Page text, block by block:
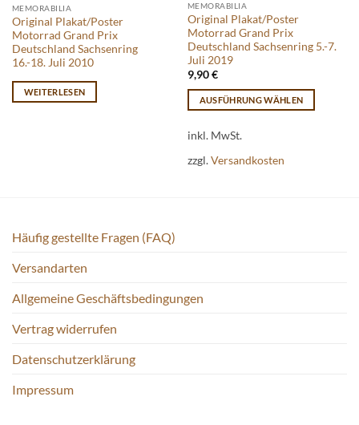
MEMORABILIA
Original Plakat/Poster
Motorrad Grand Prix
Deutschland Sachsenring
16.-18. Juli 2010
WEITERLESEN
MEMORABILIA
Original Plakat/Poster
Motorrad Grand Prix
Deutschland Sachsenring 5.-7.
Juli 2019
9,90€
AUSFÜHRUNG WÄHLEN
Produkt
mehrere
Produktseite
inkl. MwSt.
zzgl.Versandkosten
Häufig gestellte Fragen (FAQ)
Versandarten
Allgemeine Geschäftsbedingungen
Vertrag widerrufen
Datenschutzerklärung
Impressum